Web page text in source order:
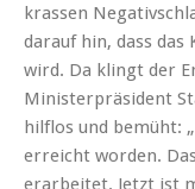
krassen
darauf hin, dass das
wird. Da klingt der
Ministerpräsident
hilflos und bemüht:
erreicht worden.
erarbeitet. Jetzt ist